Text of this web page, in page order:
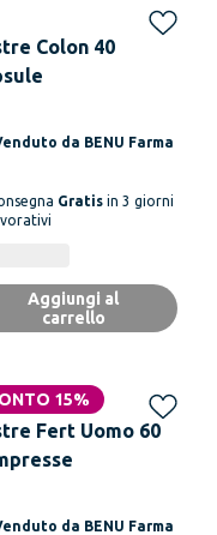
Colon 40
da BENU Farma
Gratis in 3 giorni
Aggiungi al
carrello
15%
Fert Uomo 60
da BENU Farma